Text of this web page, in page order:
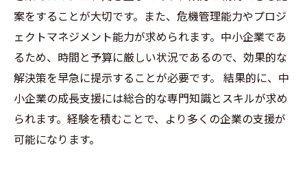
案をすることが大切です。また、危機管理能力やプロジ
ェクトマネジメント能力が求められます。中小企業であ
るため、時間と予算に厳しい状況であるので、効果的な
解決策を早急に提示することが必要です。 結果的に、中
小企業の成長支援には総合的な専門知識とスキルが求め
られます。経験を積むことで、より多くの企業の支援が
可能になります。